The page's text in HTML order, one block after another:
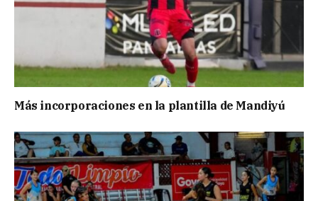
Más incorporaciones en la plantilla de Mandiyú